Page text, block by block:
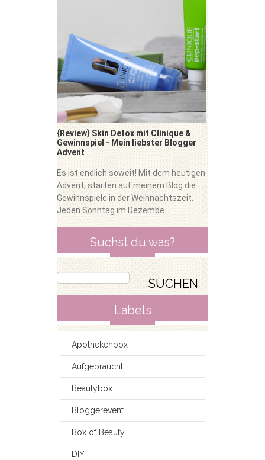
{Review} Skin Detox mit Clinique &
Gewinnspiel - Mein liebster Blogger
Advent
Es ist endlich soweit! Mit dem heutigen
Advent, starten auf meinem Blog die
Gewinnspiele in der Weihnachtszeit.
Jeden Sonntag im Dezembe...
Suchst du was?
Labels
Apothekenbox
Aufgebraucht
Beautybox
Bloggerevent
Box of Beauty
DIY